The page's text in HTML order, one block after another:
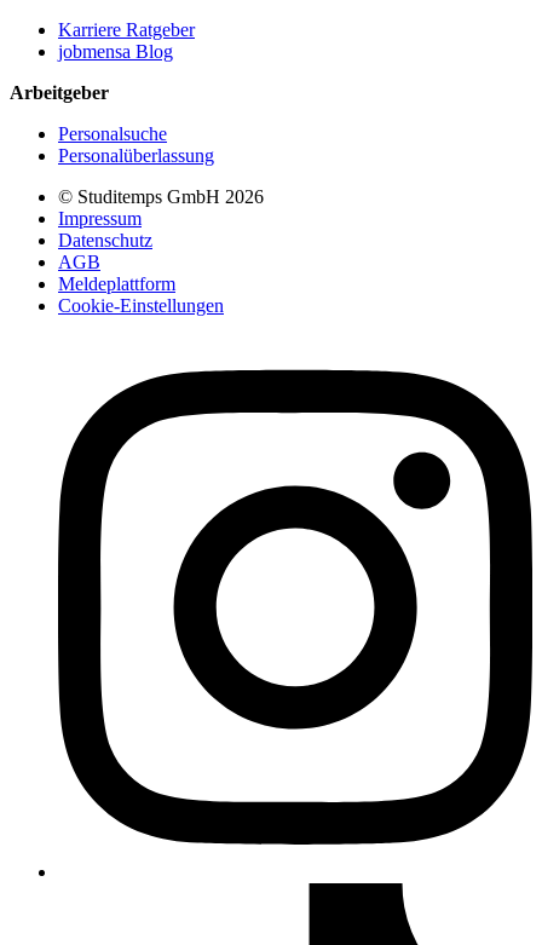
Karriere Ratgeber
jobmensa Blog
Arbeitgeber
Personalsuche
Personalüberlassung
© Studitemps GmbH 2026
Impressum
Datenschutz
AGB
Meldeplattform
Cookie-Einstellungen